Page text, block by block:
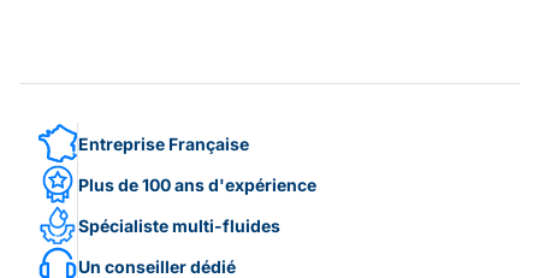
Entreprise Française
Plus de 100 ans d'expérience
Spécialiste multi-fluides
Un conseiller dédié